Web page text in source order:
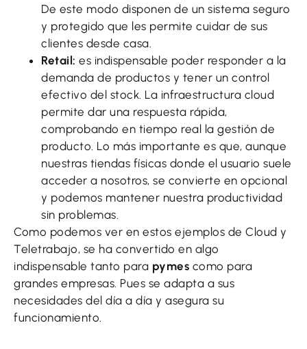
De este modo disponen de un sistema seguro
y protegido que les permite cuidar de sus
clientes desde casa.
Retail: es indispensable poder responder a la
demanda de productos y tener un control
efectivo del stock. La infraestructura cloud
permite dar una respuesta rápida,
comprobando en tiempo real la gestión de
producto. Lo más importante es que, aunque
nuestras tiendas físicas donde el usuario suele
acceder a nosotros, se convierte en opcional
y podemos mantener nuestra productividad
sin problemas.
Como podemos ver en estos ejemplos de Cloud y
Teletrabajo, se ha convertido en algo
indispensable tanto para pymes como para
grandes empresas. Pues se adapta a sus
necesidades del día a día y asegura su
funcionamiento.